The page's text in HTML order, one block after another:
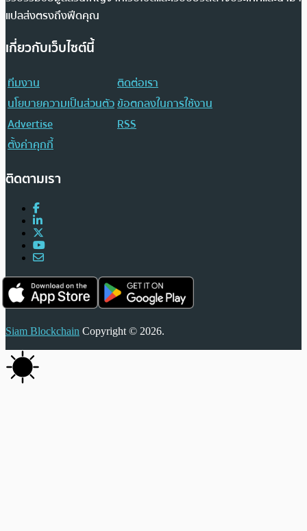
แปลส่งตรงถึงฟีดคุณ
เกี่ยวกับเว็บไซต์นี้
ทีมงาน
ติดต่อเรา
นโยบายความเป็นส่วนตัวข้อตกลงในการใช้งาน
Advertise
RSS
ตั้งค่าคุกกี้
ติดตามเรา
Siam Blockchain Copyright © 2026.